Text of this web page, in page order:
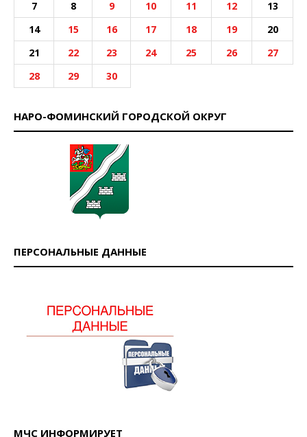
7 8 9 10 11 12
13
14
15 16 17 18 19
20
21
22 23 24 25 26
27
28
29 30
НАРО-ФОМИНСКИЙ ГОРОДСКОЙ ОКРУГ
ПЕРСОНАЛЬНЫЕ ДАННЫЕ
МЧС ИНФОРМИРУЕТ